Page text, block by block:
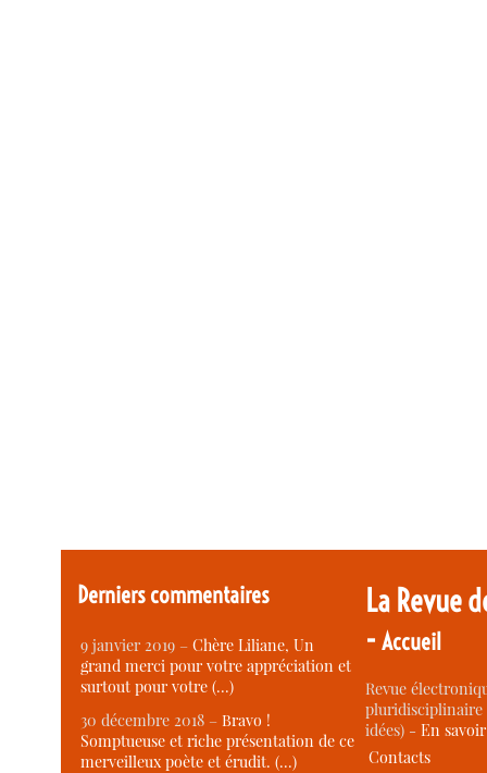
Derniers commentaires
9 janvier 2019 –Chère Liliane, Un
grand merci pour votre appréciation et
surtout pour votre (…)
30 décembre 2018 –Bravo !
Somptueuse et riche présentation de ce
merveilleux poète et érudit. (…)
La Revue
-Accueil
Revue
idées) -En
Contacts